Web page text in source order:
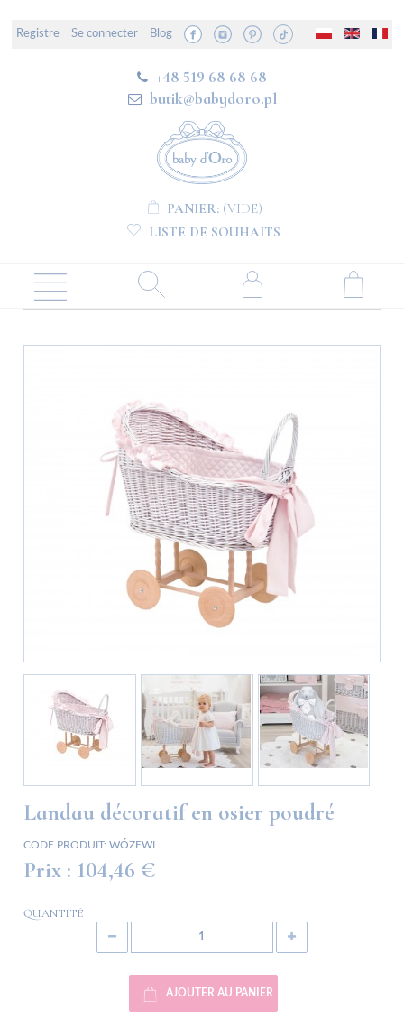
Registre Se connecter Blog
+48 519 68 68 68
butik@babydoro.pl
PANIER: (VIDE)
LISTE DE SOUHAITS
Landau décoratif en osier poudré
CODE PRODUIT: WÓZEWI
Prix : 104,46 €
QUANTITÉ
AJOUTER AU PANIER